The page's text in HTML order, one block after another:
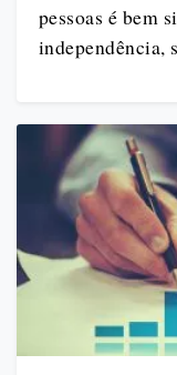
pessoas é bem
independência,